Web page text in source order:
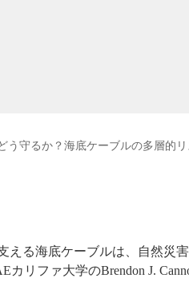
う守るか？海底ケーブルの多層的
える海底ケーブルは、自然災
カリファ大学のBrendon J.